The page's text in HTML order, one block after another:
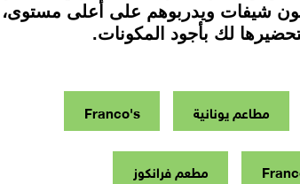
شيفات ويدربوهم على أعلى
لك بأجود المكونات.
مطاعم يونانية Franco's
مطعم فرانكوز